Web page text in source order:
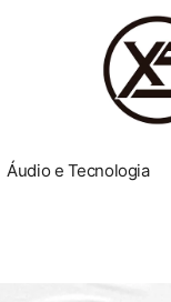
Áudio e Tecnologia